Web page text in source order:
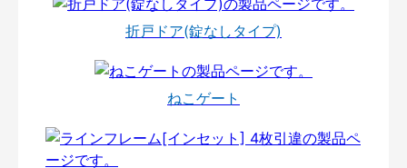
折戸ドア(錠なしタイプ)
ねこゲート